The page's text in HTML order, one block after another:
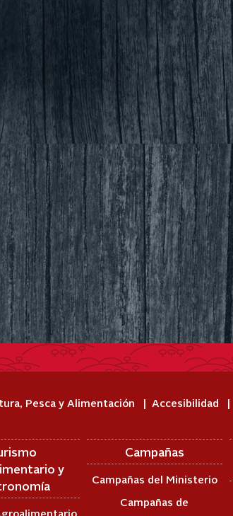
Pesca y Alimentación Accesibilidad
y
Campañas
Campañas del Ministerio
Campañas de